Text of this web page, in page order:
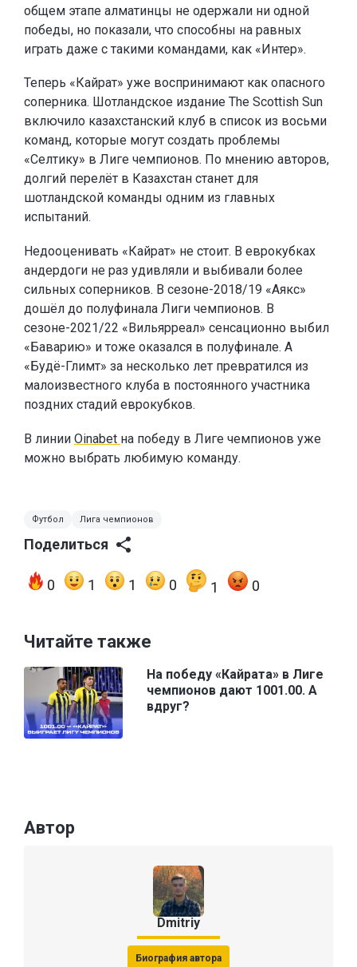
общем этапе алматинцы не одержали ни одной
победы, но показали, что способны на равных
играть даже с такими командами, как «Интер».
Теперь «Кайрат» уже воспринимают как опасного
соперника. Шотландское издание The Scottish Sun
включило казахстанский клуб в список из восьми
команд, которые могут создать проблемы
«Селтику» в Лиге чемпионов. По мнению авторов,
долгий перелёт в Казахстан станет для
шотландской команды одним из главных
испытаний.
Недооценивать «Кайрат» не стоит. В еврокубках
андердоги не раз удивляли и выбивали более
сильных соперников. В сезоне-2018/19 «Аякс»
дошёл до полуфинала Лиги чемпионов. В
сезоне-2021/22 «Вильярреал» сенсационно выбил
«Баварию» и тоже оказался в полуфинале. А
«Будё-Глимт» за несколько лет превратился из
малоизвестного клуба в постоянного участника
поздних стадий еврокубков.
В линии Oinabet на победу в Лиге чемпионов уже
можно выбрать любимую команду.
Футбол Лига чемпионов
Поделиться
0 1 1 0 1 0
Читайте также
На победу «Кайрата» в Лиге
чемпионов дают 1001.00. А
вдруг?
Автор
Dmitriy
Биография автора